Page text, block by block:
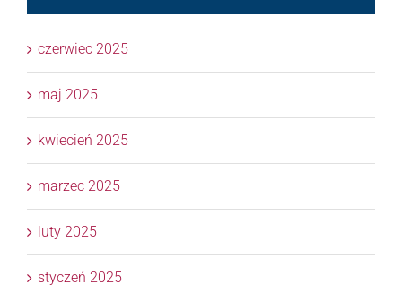
czerwiec 2025
maj 2025
kwiecień 2025
marzec 2025
luty 2025
styczeń 2025